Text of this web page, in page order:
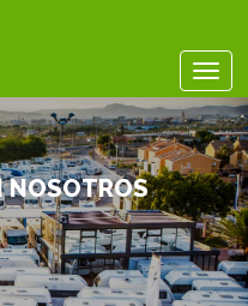
NOSOTROS